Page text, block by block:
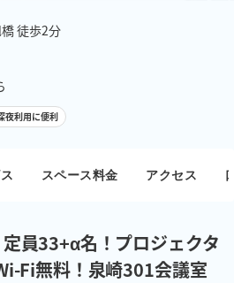
徒歩2分
夜利用に便利
スペース料金 アクセス
定員33+α名！プロジェクタ
Fi無料！泉崎301会議室